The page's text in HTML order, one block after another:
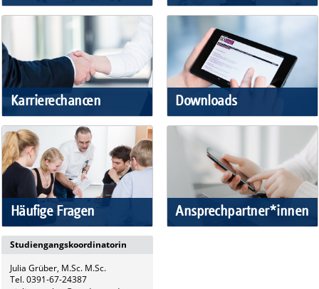
Karrierechancen Downloads
Häufige Fragen Ansprechpartner*innen
Studiengangskoordinatorin
Julia Grüber, M.Sc. M.Sc.
Tel. 0391-67-24387